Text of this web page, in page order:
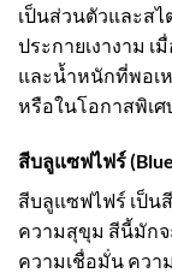
เป็นส่วนตัวและส
ประกายเงางาม
และน้ำหนักที่พอเ
หรือในโอกาสพิเศ
สีบลูแซฟไฟร์
สีบลูแซฟไฟร์ เป็น
ความสุขุม สีนี้มัก
ความเชื่อมั่น ควา